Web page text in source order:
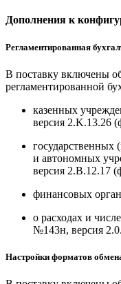
Дополнения к
Регламентированная
В поставку включены
регламентированной
казенных
версия 2.K.13.26
и автономных
версия 2.B.12.17
финансовых
о расходах и
№143н, версия
Настройки форматов